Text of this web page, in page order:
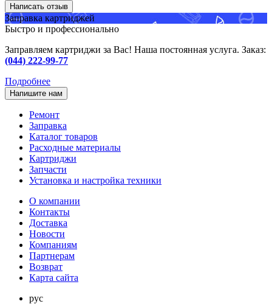
Написать отзыв
Заправка картриджей
Быстро и профессионально
Заправляем картриджи за Вас! Наша постоянная услуга. Заказ:
(044) 222-99-77
Подробнее
Напишите нам
Ремонт
Заправка
Каталог товаров
Расходные материалы
Картриджи
Запчасти
Установка и настройка техники
О компании
Контакты
Доставка
Новости
Компаниям
Партнерам
Возврат
Карта сайта
рус